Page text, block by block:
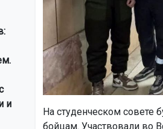
и
На студенческом
бойцам. Участвовали во